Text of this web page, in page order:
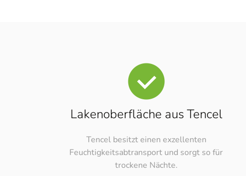
Lakenoberfläche aus Tencel
Tencel besitzt einen exzellenten
Feuchtigkeitsabtransport und sorgt so für
trockene Nächte.Online-Beratung